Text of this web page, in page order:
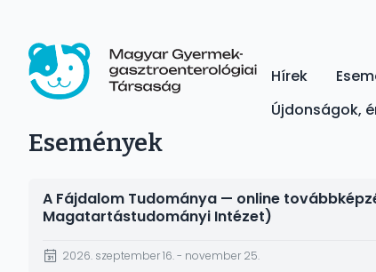
tartalomra
Magyar Gyermek-gasztroenterológiai Társaság
navigation
Hírek
Újdonságok,
Események
A Fájdalom Tudománya — online
Magatartástudományi Intézet)
2026. szeptember 16. - november 25.